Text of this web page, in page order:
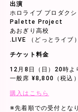
出演
ホロライブ プロダクシ
Palette Project
あおぎり高校
.LIVE （どっとライブ）
チケット料金
12月8日（日）20時よ
一般席 ¥8,800（税込）
購入はこちら
※先着順での受付とな